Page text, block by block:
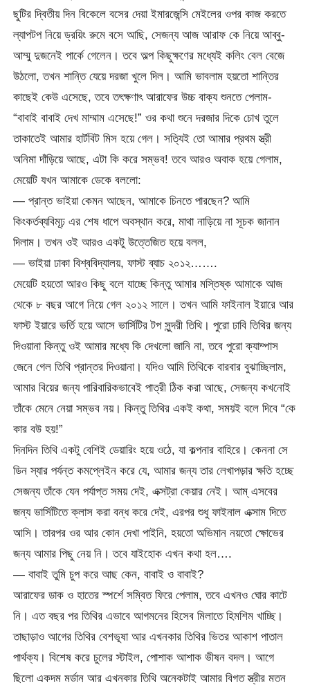
ছুটির দ্বিতীয় দিন বিকেলে বসের দেয়া ইমারজেন্সি মেইলের ওপর কাজ করতে
ল্যাপটপ নিয়ে ড্রয়িং রুমে বসে আছি, সেজন্য আজ আরাফ কে নিয়ে আব্বু-
আম্মু দুজনেই পার্কে গেলেন। তবে অল্প কিছুক্ষণের মধ্যেই কলিং বেল বেজে
উঠলো, তখন শান্তি যেয়ে দরজা খুলে দিল। আমি ভাবলাম হয়তো শান্তির
কাছেই কেউ এসেছে, তবে তৎক্ষণাৎ আরাফের উচ্চ বাক্য শুনতে পেলাম-
“বাবাই বাবাই দেখ মাম্মাম এসেছে!” ওর কথা শুনে দরজার দিকে চোখ তুলে
তাকাতেই আমার হার্টবিট মিস হয়ে গেল। সত্যিই তো আমার প্রথম স্ত্রী
অনিমা দাঁড়িয়ে আছে, এটা কি করে সম্ভব! তবে আরও অবাক হয়ে গেলাম,
মেয়েটি যখন আমাকে ডেকে বললো:
— প্রান্ত ভাইয়া কেমন আছেন, আমাকে চিনতে পারছেন? আমি
কিংকর্তব্যবিমূঢ় এর শেষ ধাপে অবস্থান করে, মাথা নাড়িয়ে না সূচক জানান
দিলাম। তখন ওই আরও একটু উত্তেজিত হয়ে বলল,
— ভাইয়া ঢাকা বিশ্ববিদ্যালয়, ফাস্ট ব্যাচ ২০১২…….
মেয়েটি হয়তো আরও কিছু বলে যাচ্ছে কিন্তু আমার মস্তিষ্ক আমাকে আজ
থেকে ৮ বছর আগে নিয়ে গেল ২০১২ সালে। তখন আমি ফাইনাল ইয়ারে আর
ফাস্ট ইয়ারে ভর্তি হয়ে আসে ভার্সিটির টপ সুন্দরী তিথি। পুরো ঢাবি তিথির জন্য
দিওয়ানা কিন্তু ওই আমার মধ্যে কি দেখলো জানি না, তবে পুরো ক্যাম্পাস
জেনে গেল তিথি প্রান্তর দিওয়ানা। যদিও আমি তিথিকে বারবার বুঝাচ্ছিলাম,
আমার বিয়ের জন্য পারিবারিকভাবেই পাত্রী ঠিক করা আছে, সেজন্য কখনোই
তাঁকে মেনে নেয়া সম্ভব নয়। কিন্তু তিথির একই কথা, সময়ই বলে দিবে “কে
কার বউ হয়!”
দিনদিন তিথি একটু বেশিই ডেয়ারিং হয়ে ওঠে, যা কল্পনার বাহিরে। কেননা সে
ডিন স্যার পর্যন্ত কমপ্লেইন করে যে, আমার জন্য তার লেখাপড়ার ক্ষতি হচ্ছে
সেজন্য তাঁকে যেন পর্যাপ্ত সময় দেই, এক্সট্রা কেয়ার নেই। আম্ এসবের
জন্য ভার্সিটিতে ক্লাস করা বন্ধ করে দেই, এরপর শুধু ফাইনাল এক্সাম দিতে
আসি। তারপর ওর আর কোন দেখা পাইনি, হয়তো অভিমান নয়তো ক্ষোভের
জন্য আমার পিছু নেয় নি। তবে যাইহোক এখন কথা হল….
— বাবাই তুমি চুপ করে আছ কেন, বাবাই ও বাবাই?
আরাফের ডাক ও হাতের স্পর্শে সম্বিত ফিরে পেলাম, তবে এখনও ঘোর কাটে
নি। এত বছর পর তিথির এভাবে আগমনের হিসেব মিলাতে হিমশিম খাচ্ছি।
তাছাড়াও আগের তিথির বেশভূষা আর এখনকার তিথির ভিতর আকাশ পাতাল
পার্থক্য। বিশেষ করে চুলের স্টাইল, পোশাক আশাক ভীষন বদল। আগে
ছিলো একদম মর্ডান আর এখনকার তিথি অনেকটাই আমার বিগত স্ত্রীর মতন